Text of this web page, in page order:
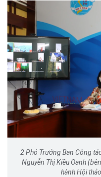
2 Phó Trưởng Ban Công
Nguyễn Thị Kiều Oanh
hành Hội